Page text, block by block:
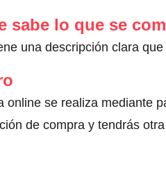
sabe lo que se
una descripción clara
online se realiza mediante
de compra y tendrás